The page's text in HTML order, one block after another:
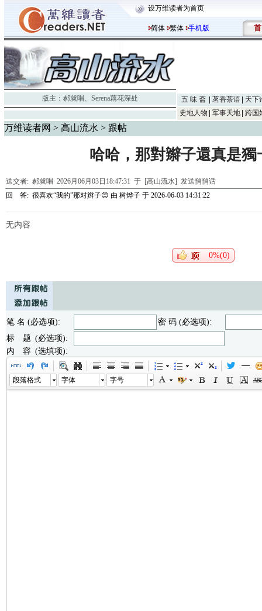
设万维读者为首页
简体 繁体 手机版 首
版主： 郝就唱、 Serena藕花深处 五 味 斋 茗香茶语
天下
史地人物
军事天地 跨国
万维读者网 > 高山流水 > 跟帖
哈哈，那對辮子還真是獨
送交者: 郝就唱 2026月06月03日18:47:31 于 [高山流水] 发送悄悄话
回 答: 很喜欢“我的”那对辫子😊 由 树烨子 于 2026-06-03 14:31:22
无内容
0%(0)
笔 名 (必选项):
密 码 (必选项):
标 题 (必选项):
内 容 (选填项):
段落格式 字体 字号